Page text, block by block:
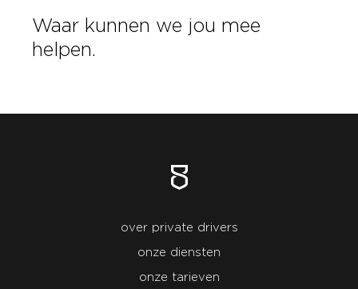
Waar kunnen we jou mee
helpen.
over private drivers
onze diensten
onze tarieven